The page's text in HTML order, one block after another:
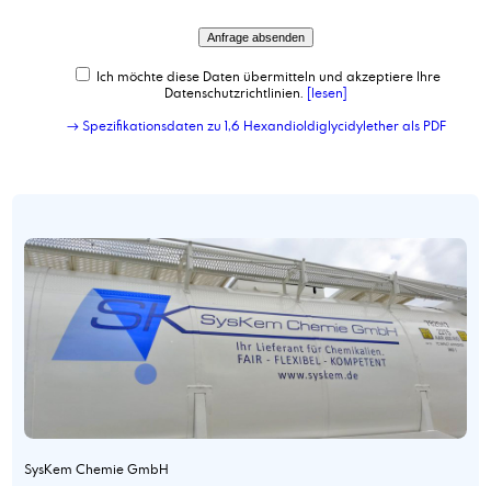
Ich möchte diese Daten übermitteln und akzeptiere Ihre
Datenschutzrichtlinien. [lesen]
→ Spezifikationsdaten zu 1,6 Hexandioldiglycidylether als PDF
SysKem Chemie GmbH